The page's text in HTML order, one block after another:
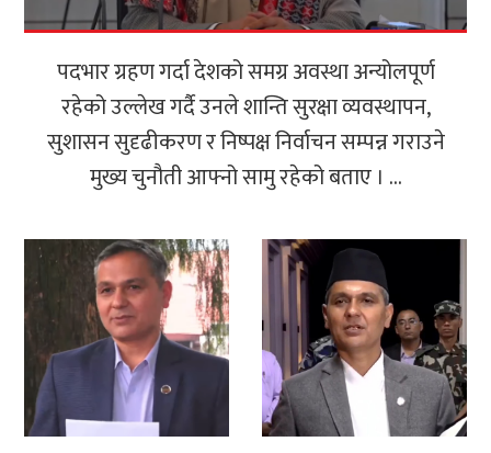
पदभार ग्रहण गर्दा देशको समग्र अवस्था अन्योलपूर्ण
रहेको उल्लेख गर्दै उनले शान्ति सुरक्षा व्यवस्थापन,
सुशासन सुदृढीकरण र निष्पक्ष निर्वाचन सम्पन्न गराउने
मुख्य चुनौती आफ्नो सामु रहेको बताए । ...